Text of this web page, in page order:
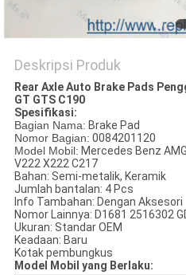
Deskripsi Produk
Rear Axle Auto Brake Pads
GT GTS C190
Spesifikasi:
Bagian Nama: Brake Pad
Nomor Bagian: 0084201120
Model Mobil: Mercedes Benz
V222 X222 C217
Bahan: Semi-metalik, Keramik
Jumlah bantalan: 4 Pcs
Info Tambahan: Dengan Aksesori
Nomor Lainnya: D1681 2516302
Ukuran: Standar OEM
Keadaan: Baru
Kotak pembungkus
Model Mobil yang Berlaku: